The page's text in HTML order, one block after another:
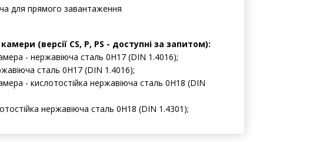
для прямого завантаження
(версії CS, P, PS - доступні за запитом):
- нержавіюча сталь 0H17 (DIN 1.4016);
сталь 0H17 (DIN 1.4016);
- кислотостійка нержавіюча сталь 0H18 (DIN
нержавіюча сталь 0H18 (DIN 1.4301);